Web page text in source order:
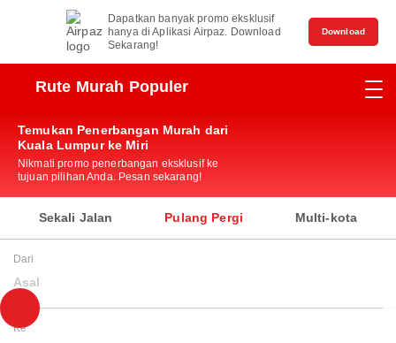
Dapatkan banyak promo eksklusif
hanya di Aplikasi Airpaz. Download
Sekarang!
Download
Rute Murah Populer
Temukan Penerbangan Murah dari
Kuala Lumpur ke Miri
Nikmati promo penerbangan eksklusif ke
tujuan pilihan Anda. Pesan sekarang!
Sekali Jalan Pulang Pergi Multi-kota
Dari
Asal
Ke